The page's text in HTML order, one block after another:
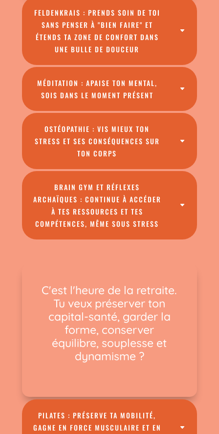
FELDENKRAIS : PRENDS SOIN DE TOI
SANS PENSER À "BIEN FAIRE" ET
ÉTENDS TA ZONE DE CONFORT DANS
UNE BULLE DE DOUCEUR
MÉDITATION : APAISE TON MENTAL,
SOIS DANS LE MOMENT PRÉSENT
OSTÉOPATHIE : VIS MIEUX TON
STRESS ET SES CONSÉQUENCES SUR
TON CORPS
BRAIN GYM ET RÉFLEXES
ARCHAÏQUES : CONTINUE À ACCÉDER
À TES RESSOURCES ET TES
COMPÉTENCES, MÊME SOUS STRESS
C'est l'heure de la retraite.
Tu veux préserver ton
capital-santé, garder la
forme, conserver
équilibre, souplesse et
dynamisme ?
PILATES : PRÉSERVE TA MOBILITÉ,
GAGNE EN FORCE MUSCULAIRE ET EN